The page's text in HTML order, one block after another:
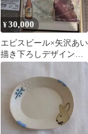
¥30,000
エビスビール×矢沢あい
描き下ろしデザインA
賞（当選人数500名）